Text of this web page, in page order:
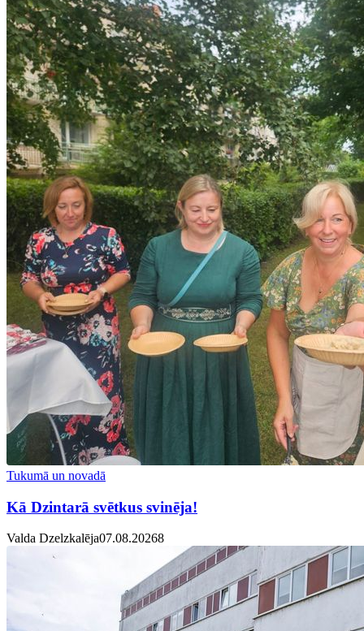
Tukumā un novadā
Kā Dzintarā svētkus svinēja!
Valda Dzelzkalēja07.08.20268